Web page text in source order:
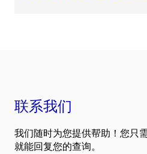
联系我们
我们随时为您提供帮助！您只
就能回复您的查询。